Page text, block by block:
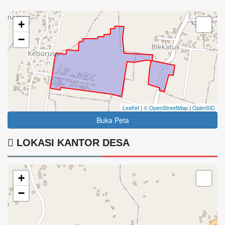
+
−
Leaflet | © OpenStreetMap | OpenSID
Buka Peta
LOKASI KANTOR DESA
+
−